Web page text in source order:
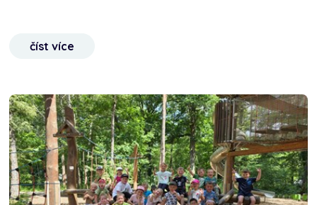
číst více